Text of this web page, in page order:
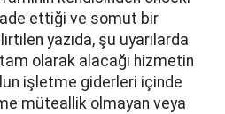
ettiği ve somut bir
yazıda, şu uyarılarda
olarak alacağı hizmetin
işletme giderleri içinde
müteallik olmayan veya